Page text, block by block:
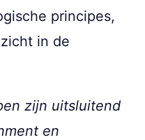
principes,
in de
zijn uitsluitend
en